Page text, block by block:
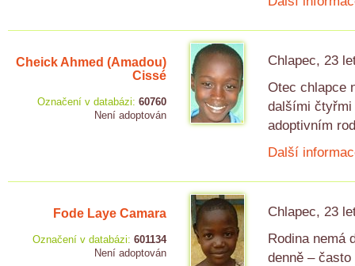
Cheick Ahmed (Amadou)
Cissé
Označení v databázi: 60760
Není adoptován
Chlapec, 23
Otec chlapce
dalšími čtyřmi
adoptivním
Další
Fode Laye Camara
Označení v databázi: 601134
Není adoptován
Chlapec, 23
Rodina nemá
denně –